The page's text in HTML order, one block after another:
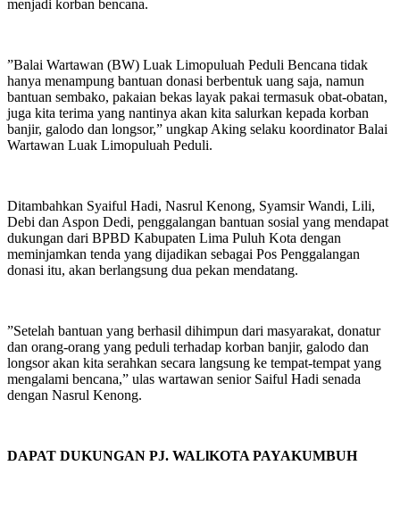
menjadi korban bencana.
”Balai Wartawan (BW) Luak Limopuluah Peduli Bencana tidak
hanya menampung bantuan donasi berbentuk uang saja, namun
bantuan sembako, pakaian bekas layak pakai termasuk obat-obatan,
juga kita terima yang nantinya akan kita salurkan kepada korban
banjir, galodo dan longsor,” ungkap Aking selaku koordinator Balai
Wartawan Luak Limopuluah Peduli.
Ditambahkan Syaiful Hadi, Nasrul Kenong, Syamsir Wandi, Lili,
Debi dan Aspon Dedi, penggalangan bantuan sosial yang mendapat
dukungan dari BPBD Kabupaten Lima Puluh Kota dengan
meminjamkan tenda yang dijadikan sebagai Pos Penggalangan
donasi itu, akan berlangsung dua pekan mendatang.
”Setelah bantuan yang berhasil dihimpun dari masyarakat, donatur
dan orang-orang yang peduli terhadap korban banjir, galodo dan
longsor akan kita serahkan secara langsung ke tempat-tempat yang
mengalami bencana,” ulas wartawan senior Saiful Hadi senada
dengan Nasrul Kenong.
DAPAT DUKUNGAN PJ. WALlKOTA PAYAKUMBUH